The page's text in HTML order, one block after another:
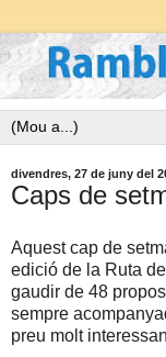
divendres, 27 de juny del
Caps de
Aquest cap de
edició de la Ruta
gaudir de 48
sempre
preu molt